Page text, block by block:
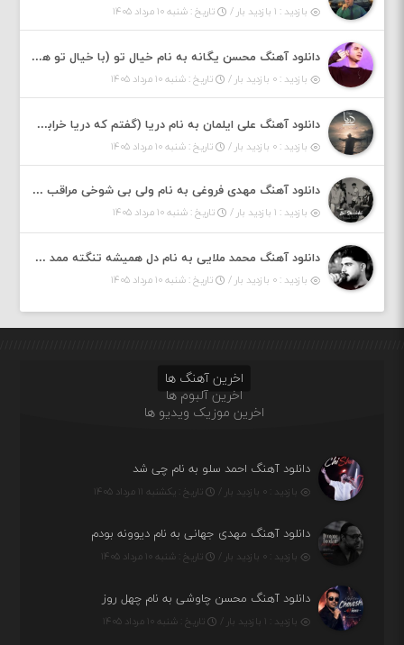
بازدید : ۱ بازدید بار / تاریخ : شنبه ۱۰ مرداد ۱۴۰۵
دانلود آهنگ محسن یگانه به نام خیال تو (با خیال تو هنوزم مثل هر روز و همیشه ریمیکس)
بازدید : ۰ بازدید بار / تاریخ : شنبه ۱۰ مرداد ۱۴۰۵
دانلود آهنگ علی ایلمان به نام دریا (گفتم که دریا خرابه نمه بارونه لب شط و نبین)
بازدید : ۰ بازدید بار / تاریخ : شنبه ۱۰ مرداد ۱۴۰۵
دانلود آهنگ مهدی فروغی به نام ولی بی شوخی مراقب من باش
بازدید : ۱ بازدید بار / تاریخ : شنبه ۱۰ مرداد ۱۴۰۵
دانلود آهنگ محمد ملایی به نام دل همیشه تنگته ممد کله ونگته
بازدید : ۰ بازدید بار / تاریخ : شنبه ۱۰ مرداد ۱۴۰۵
اخرین آهنگ ها
اخرین آلبوم ها
اخرین موزیک ویدیو ها
دانلود آهنگ احمد سلو به نام چی شد
بازدید : ۰ بازدید بار / تاریخ : یکشنبه ۱۱ مرداد ۱۴۰۵
دانلود آهنگ مهدی جهانی به نام دیوونه بودم
بازدید : ۰ بازدید بار / تاریخ : شنبه ۱۰ مرداد ۱۴۰۵
دانلود آهنگ محسن چاوشی به نام چهل روز
بازدید : ۱ بازدید بار / تاریخ : شنبه ۱۰ مرداد ۱۴۰۵